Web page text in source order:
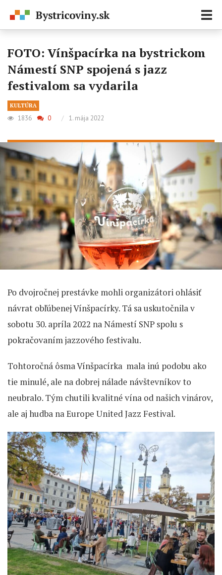
FOTO: Vínšpacírka na bystrickom
Námestí SNP spojená s jazz
festivalom sa vydarila
KULTÚRA
1836 0 / 1. mája 2022
Po dvojročnej prestávke mohli organizátori ohlásiť
návrat obľúbenej Vínšpacírky. Tá sa uskutočnila v
sobotu 30. apríla 2022 na Námestí SNP spolu s
pokračovaním jazzového festivalu.
Tohtoročná ôsma Vínšpacírka mala inú podobu ako
tie minulé, ale na dobrej nálade návštevníkov to
neubralo. Tým chutili kvalitné vína od našich vinárov,
ale aj hudba na Europe United Jazz Festival.